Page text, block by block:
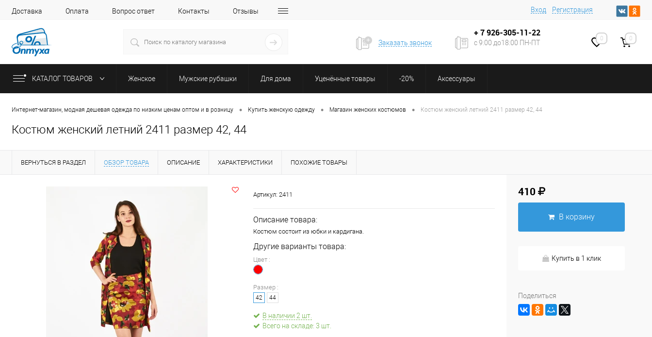
Доставка Оплата Вопрос ответ Контакты Отзывы Вход Регистрация
Заказать звонок
+ 7926-305-11-22
с 9:00 до18:00 ПН-ПТ
0 0
КАТАЛОГ ТОВАРОВ Женское Мужские рубашки Для дома Уценённые товары -20% Аксессуары
Интернет-магазин, модная дешевая одежда по низким ценам оптом и в розницу • Купить женскую одежду • Магазин женских костюмов • Костюм женский летний 2411 размер 42, 44
Костюм женский летний 2411 размер 42, 44
ВЕРНУТЬСЯ В РАЗДЕЛ ОБЗОР ТОВАРА ОПИСАНИЕ ХАРАКТЕРИСТИКИ ПОХОЖИЕ ТОВАРЫ
Артикул: 2411
Описание товара:
Костюм состоит из юбки и кардигана.
Другие варианты товара:
Цвет :
Размер :
42 44
В наличии 2 шт.
Всего на складе: 3 шт.
410
В корзину
Купить в 1 клик
Поделиться